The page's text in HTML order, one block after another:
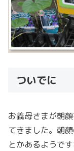
ついでに
お義母さまが朝
てきました。朝
とかあるようです